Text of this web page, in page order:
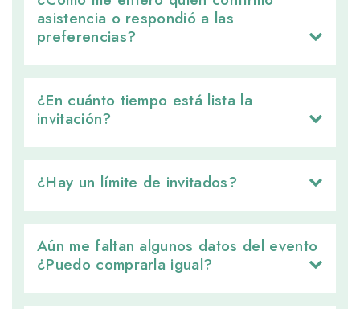
asistencia o respondió a las
preferencias?
¿En cuánto tiempo está lista la
invitación?
¿Hay un límite de invitados?
Aún me faltan algunos datos del evento
¿Puedo comprarla igual?